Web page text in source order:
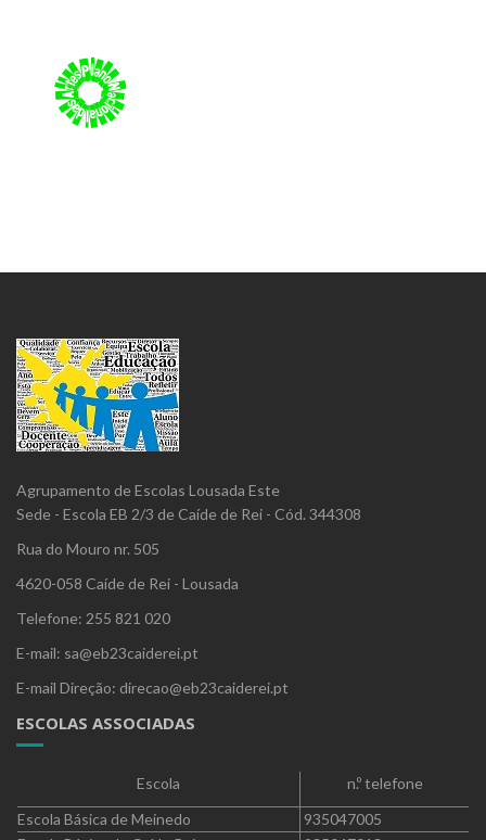
Agrupamento de Escolas Lousada Este
Sede - Escola EB 2/3 de Caíde de Rei - Cód. 344308
Rua do Mouro nr. 505
4620-058 Caíde de Rei - Lousada
Telefone: 255 821 020
E-mail: sa@eb23caiderei.pt
E-mail Direção: direcao@eb23caiderei.pt
ESCOLAS ASSOCIADAS
Escola
n.º telefone
Escola Básica de Meinedo
935047005